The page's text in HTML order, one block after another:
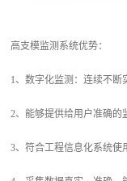
高支模监测系统优势：
1、数字化监测：连续不断
2、能够提供给用户准确的
3、符合工程信息化系统使